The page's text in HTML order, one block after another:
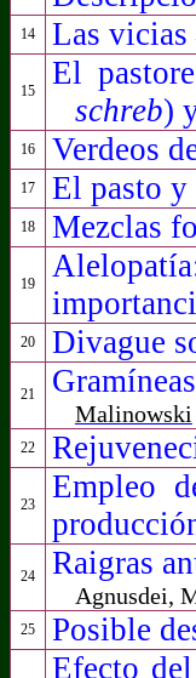
14 Las vicias
15
El
schreb)
16 Verdeos
17 El pasto y
18 Mezclas
19
20 Divague
21
Malinowski
22
23
Empleo
24 Raigras
Agnusdei,
25 Posible
Efecto